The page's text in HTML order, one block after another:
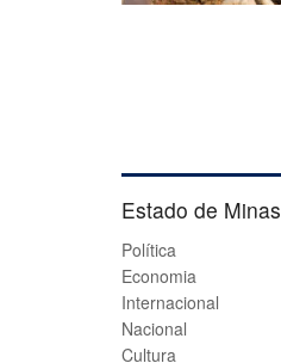
Estado de Minas
Política
Economia
Internacional
Nacional
Cultura